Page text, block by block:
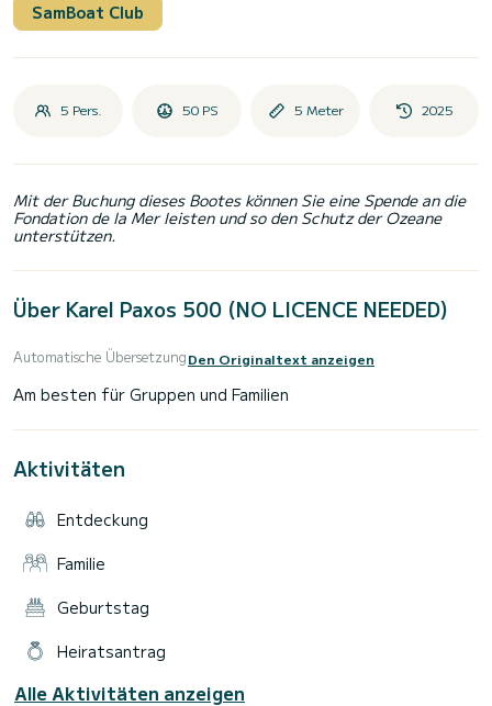
SamBoat Club
5 Pers. 50 PS 5 Meter 2025
Mit der Buchung dieses Bootes können Sie eine Spende an die
Fondation de la Mer leisten und so den Schutz der Ozeane
unterstützen.
Über Karel Paxos 500 (NO LICENCE NEEDED)
Automatische ÜbersetzungDen Originaltext anzeigen
Aktivitäten
Entdeckung
Familie
Geburtstag
Heiratsantrag
Alle Aktivitäten anzeigen